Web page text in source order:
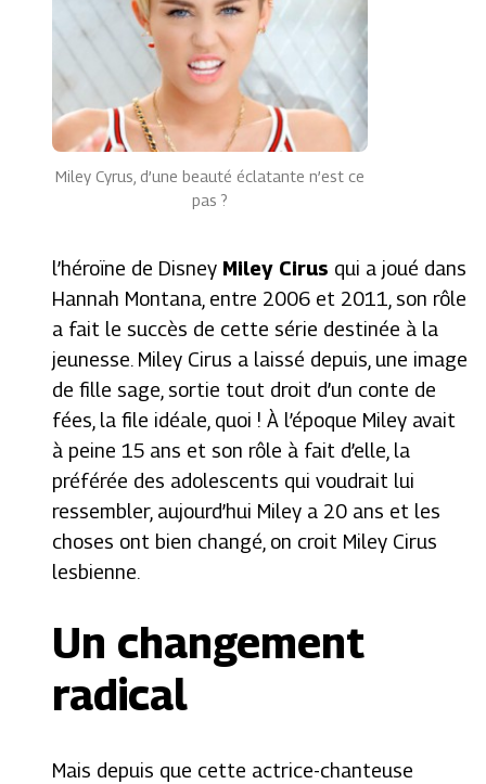
Miley Cyrus, d’une beauté éclatante n’est ce
pas ?
l’héroïne de Disney Miley Cirus qui a joué dans
Hannah Montana, entre 2006 et 2011, son rôle
a fait le succès de cette série destinée à la
jeunesse. Miley Cirus a laissé depuis, une image
de fille sage, sortie tout droit d’un conte de
fées, la file idéale, quoi ! À l’époque Miley avait
à peine 15 ans et son rôle à fait d’elle, la
préférée des adolescents qui voudrait lui
ressembler, aujourd’hui Miley a 20 ans et les
choses ont bien changé, on croit Miley Cirus
lesbienne.
Un changement
radical
Mais depuis que cette actrice-chanteuse